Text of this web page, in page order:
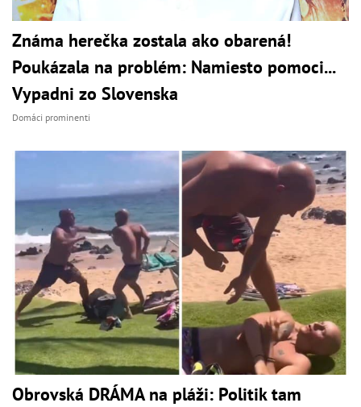
Známa herečka zostala ako obarená!
Poukázala na problém: Namiesto pomoci...
Vypadni zo Slovenska
Domáci prominenti
Obrovská DRÁMA na pláži: Politik tam